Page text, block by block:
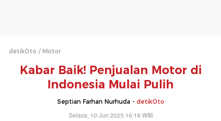
detikOto Motor
Kabar Baik! Penjualan Motor di
Indonesia Mulai Pulih
Septian Farhan Nurhuda - detikOto
Selasa, 10 Jun 2025 16:18 WIB